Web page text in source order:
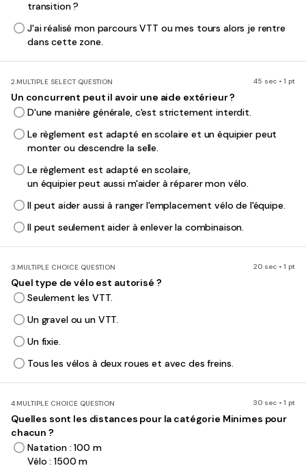
transition ?
J'ai réalisé mon parcours VTT ou mes tours alors je rentre
dans cette zone.
2.MULTIPLE SELECT QUESTION 45 sec • 1 pt
Un concurrent peut il avoir une aide extérieur ?
D'une manière générale, c'est strictement interdit.
Le règlement est adapté en scolaire et un équipier peut
monter ou descendre la selle.
Le règlement est adapté en scolaire,
un équipier peut aussi m'aider à réparer mon vélo.
Il peut aider aussi à ranger l'emplacement vélo de l'équipe.
Il peut seulement aider à enlever la combinaison.
3.MULTIPLE CHOICE QUESTION 20 sec • 1 pt
Quel type de vélo est autorisé ?
Seulement les VTT.
Un gravel ou un VTT.
Un fixie.
Tous les vélos à deux roues et avec des freins.
4.MULTIPLE CHOICE QUESTION 30 sec • 1 pt
Quelles sont les distances pour la catégorie Minimes pour
chacun ?
Natation : 100 m
Vélo : 1500 m